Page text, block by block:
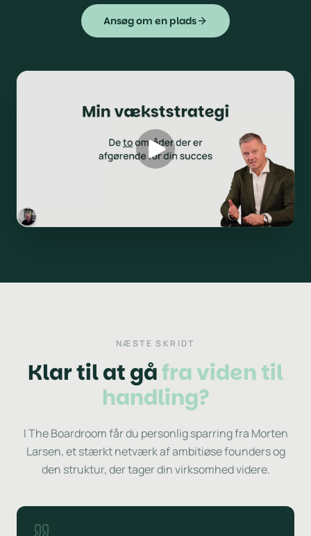
Ansøg om en plads
NÆSTE SKRIDT
Klar til at gåfra viden til
handling?
I The Boardroom får du personlig sparring fra Morten
Larsen, et stærkt netværk af ambitiøse founders og
den struktur, der tager din virksomhed videre.